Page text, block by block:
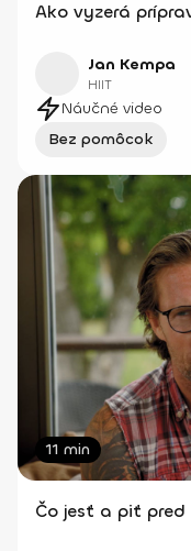
Ako vyzerá
Jan Kempa
HIIT
Náučné video
Bez pomôcok
11 min
Čo jesť a piť